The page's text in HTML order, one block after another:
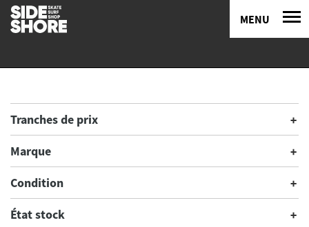
MENU
Tranches de prix
Marque
Condition
État stock